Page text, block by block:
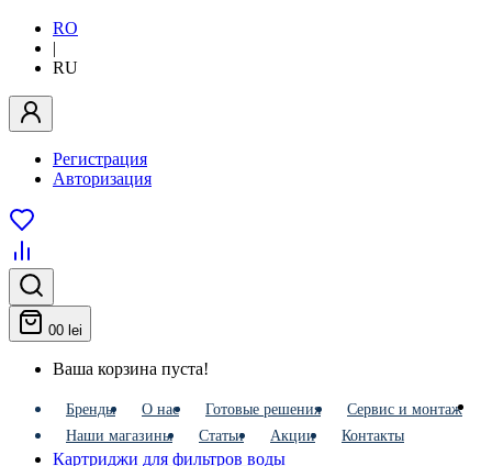
RO
|
RU
Регистрация
Авторизация
00 lei
Ваша корзина пуста!
Бренды О нас Готовые решения
Сервис и монтаж
Наши магазины
Статьи Акции Контакты
Картриджи для фильтров воды